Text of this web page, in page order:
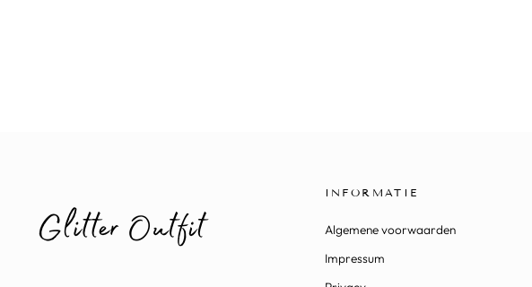
INFORMATIE
Algemene voorwaarden
Impressum